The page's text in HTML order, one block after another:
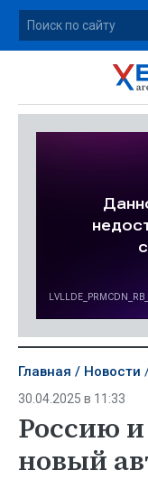
Главная Новости
30.04.2025 в 11:33
Россию
новый